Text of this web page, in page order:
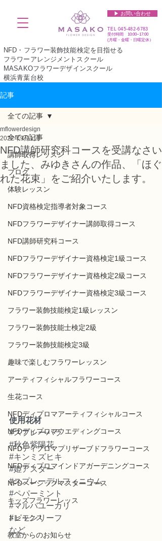
▶︎ お問い合わせ
TEL045-482-6783
受付時間 10:00~17:00​​​
(​月曜・金曜・日曜定休）
NFD・フラワー装飾技能検定を目指せる
フラワーアレンジメントスクール
MASAKOフラワーデザインスクール
横浜青葉台校
記事
全ての記事
講師取得レッスン
ブログ
体験レッスン
NFD資格検定指導者対象コース
NFDフラワーデザイナー講師取得コース
NFD講師研究科コース
NFDフラワーデザイナー資格検定1級コース
NFDフラワーデザイナー資格検定2級コース
NFDフラワーデザイナー資格検定3級コース
フラワー装飾技能検定1級レッスン
フラワー装飾技能士検定2級
フラワー装飾技能検定3級
趣味で楽しむフラワーレッスン
アーティフィシャルフラワーコース
生花コース
NFDディプロマアーティフィシャルコース
NFDディプロマウエディングコース
NFDディプロマプリザーブドフラワーコース
NFDディプロマインドアガーデニングコース
NFDベーシックマスターコース
キッズフラワーレッス
トピックス
教室からのお知らせ
全ての記事
NFD講師研究科コースを受講なさい
ました、みゆきさんの作品、「ほぐ
れた花束」をご紹介いたします。
mflowerdesign
2022年9月1日
使用花材
#スプレーバラ
#秋色紫陽花
#キンミズヒキ
#姫アスター
#スプレーデルフィニウム
#ペパーミント
#マルバユーカリ
#レモンリーフ
など